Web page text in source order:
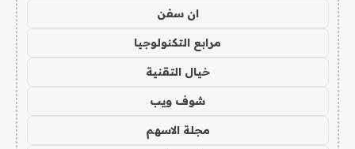
ان سفن
مرابع التكنولوجيا
خيال التقنية
شوف ويب
مجلة الاسهم